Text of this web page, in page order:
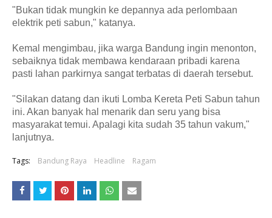
"Bukan tidak mungkin ke depannya ada perlombaan
elektrik peti sabun," katanya.
Kemal mengimbau, jika warga Bandung ingin menonton,
sebaiknya tidak membawa kendaraan pribadi karena
pasti lahan parkirnya sangat terbatas di daerah tersebut.
"Silakan datang dan ikuti Lomba Kereta Peti Sabun tahun
ini. Akan banyak hal menarik dan seru yang bisa
masyarakat temui. Apalagi kita sudah 35 tahun vakum,"
lanjutnya.
Tags: Bandung Raya Headline Ragam